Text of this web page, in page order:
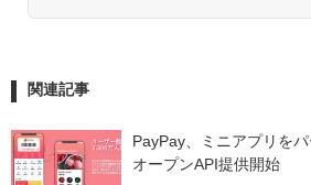
関連記事
PayPay、ミニアプリをパ
オープンAPI提供開始